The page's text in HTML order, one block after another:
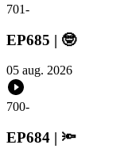
701-
EP685 | 🤓
05 aug. 2026
700-
EP684 | 🔦